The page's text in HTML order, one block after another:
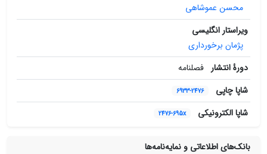
محسن عموشاهی
ویراستار انگلیسی
پژمان برخورداری
دورۀ انتشار فصلنامه
شاپا چاپی
6933-2476
شاپا الکترونیکی 2476-695x
بانک‌های اطلاعاتی و نمایه‌نامه‌ها